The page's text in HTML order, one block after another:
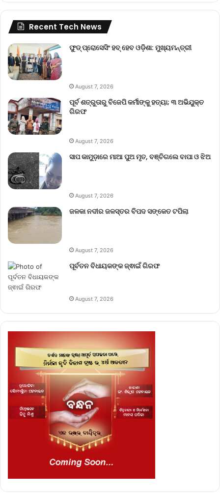
Recent Tech News
ଫୁଡ୍ ପ୍ରୋସେସିଂ ହବ୍ ହେବ ଓଡ଼ିଶା: ମୁଖ୍ୟମନ୍ତ୍ରୀ
August 7, 2026
ପୂର୍ବ ଶତ୍ରୁତାରୁ ବିଜେପି କର୍ମୀଙ୍କୁ ହତ୍ୟା; ୩ ଅଭିଯୁକ୍ତ
ଗିରଫ
August 7, 2026
ସାପ କାମୁଡ଼ାରେ ମାଆ ପୁଅ ମୃତ, ବଞ୍ଚିଗଲେ ବାପା ଓ ଝିଅ
August 7, 2026
ଜଳକା ନଦୀର ଜଳସ୍ତର ବିପଦ ସଙ୍କେତ ଟପିଲା
August 7, 2026
ପୂର୍ବତନ ବିଧାୟକଙ୍କ ଜ୍ଵାଇଁ ଗିରଫ
August 7, 2026